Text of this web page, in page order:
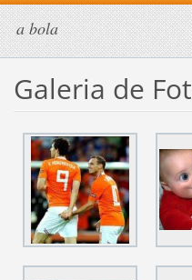
a bola
Galeria de